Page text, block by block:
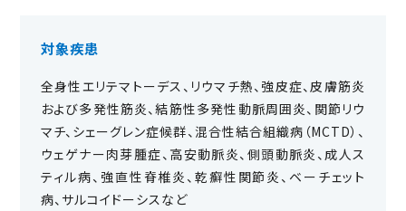
対象疾患
全身性エリテマトーデス、リウマチ熱、強皮症、皮膚筋炎
および多発性筋炎、結筋性多発性動脈周囲炎、関節リウ
マチ、シェーグレン症候群、混合性結合組織病（MCTD）、
ウェゲナー肉芽腫症、高安動脈炎、側頭動脈炎、成人ス
ティル病、強直性脊椎炎、乾癬性関節炎、ベーチェット
病、サルコイドーシスなど